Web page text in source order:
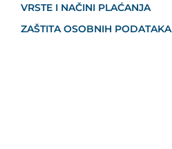
VRSTE I NAČINI PLAĆANJA
ZAŠTITA OSOBNIH PODATAKA